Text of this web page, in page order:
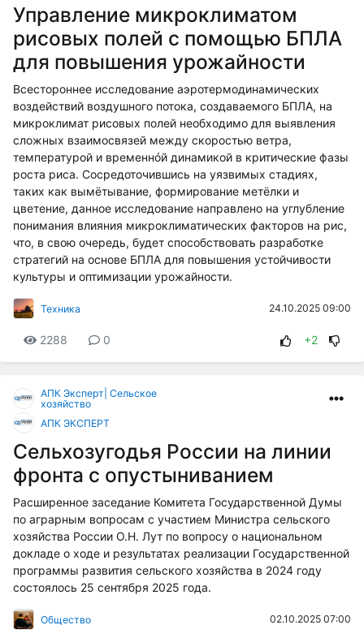
Управление микроклиматом
рисовых полей с помощью БПЛА
для повышения урожайности
Всестороннее исследование аэротермодинамических
воздействий воздушного потока, создаваемого БПЛА, на
микроклимат рисовых полей необходимо для выявления
сложных взаимосвязей между скоростью ветра,
температурой и временнóй динамикой в критические фазы
роста риса. Сосредоточившись на уязвимых стадиях,
таких как вымётывание, формирование метёлки и
цветение, данное исследование направлено на углубление
понимания влияния микроклиматических факторов на рис,
что, в свою очередь, будет способствовать разработке
стратегий на основе БПЛА для повышения устойчивости
культуры и оптимизации урожайности.
Техника 24.10.2025 09:00
2288 0 +2
АПК Эксперт| Сельское
хозяйство
АПК ЭКСПЕРТ
Сельхозугодья России на линии
фронта с опустыниванием
Расширенное заседание Комитета Государственной Думы
по аграрным вопросам с участием Министра сельского
хозяйства России О.Н. Лут по вопросу о национальном
докладе о ходе и результатах реализации Государственной
программы развития сельского хозяйства в 2024 году
состоялось 25 сентября 2025 года.
Общество 02.10.2025 07:00